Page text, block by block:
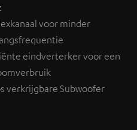
voor minder
eindverterker voor een
verkrijgbare Subwoofer